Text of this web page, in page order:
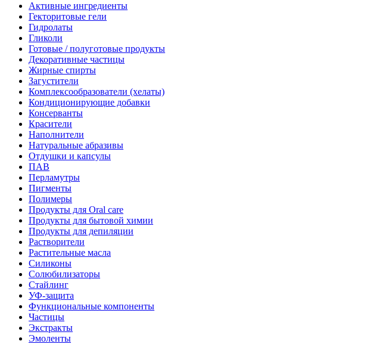
Активные ингредиенты
Гекторитовые гели
Гидролаты
Гликоли
Готовые / полуготовые продукты
Декоративные частицы
Жирные спирты
Загустители
Комплексообразователи (хелаты)
Кондиционирующие добавки
Консерванты
Красители
Наполнители
Натуральные абразивы
Отдушки и капсулы
ПАВ
Перламутры
Пигменты
Полимеры
Продукты для Oral care
Продукты для бытовой химии
Продукты для депиляции
Растворители
Растительные масла
Силиконы
Солюбилизаторы
Стайлинг
УФ-защита
Функциональные компоненты
Частицы
Экстракты
Эмоленты